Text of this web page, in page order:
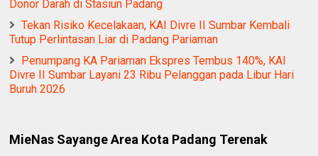
Donor Darah di Stasiun Padang
Tekan Risiko Kecelakaan, KAI Divre II Sumbar Kembali
Tutup Perlintasan Liar di Padang Pariaman
Penumpang KA Pariaman Ekspres Tembus 140%, KAI
Divre II Sumbar Layani 23 Ribu Pelanggan pada Libur Hari
Buruh 2026
MieNas Sayange Area Kota Padang Terenak